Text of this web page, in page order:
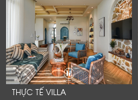
THỰC TẾ VILLA